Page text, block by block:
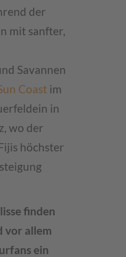
der
mit sanfter,
Savannen
Coast im
in
wo der
höchster
finden
vor allem
ein